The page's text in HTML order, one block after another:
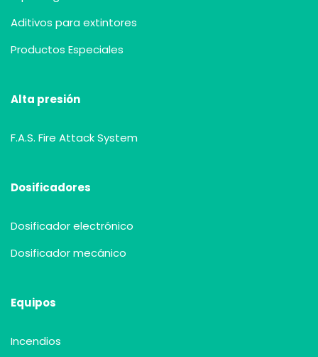
Aditivos para extintores
Productos Especiales
Alta presión
F.A.S. Fire Attack System
Dosificadores
Dosificador electrónico
Dosificador mecánico
Equipos
Incendios